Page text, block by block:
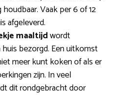
Vaak per 6 of 12
afgeleverd.
maaltijdwordt
bezorgd. Een uitkomst
meer kunt koken of als er
zijn. In veel
dit rondgebracht door